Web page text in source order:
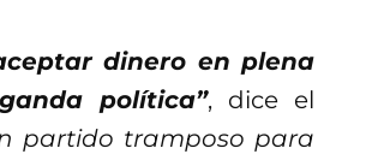
dinero en plena
política”, dice el
partido tramposo para